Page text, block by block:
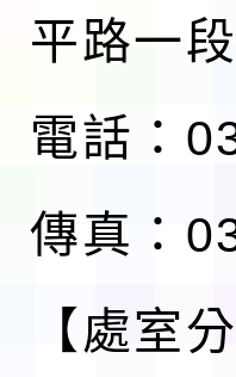
平路一
電話：
傳真：
【處室